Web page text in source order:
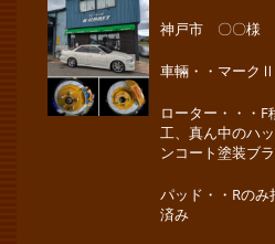
神戸市 〇〇様
車輛・・マーク
ローター・・・F
工、真ん中のハ
ンコート塗装ブ
パッド・・Rの
済み